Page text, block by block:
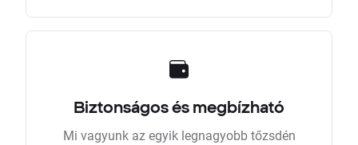
Biztonságos és megbízható
Mi vagyunk az egyik legnagyobb tőzsdén